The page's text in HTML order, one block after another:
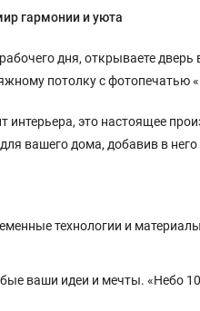
гармонии и уюта
дня, открываете
потолку с фотопечатью
это настоящее
вашего дома, добавив в
технологии и
ваши идеи и мечты. «Небо